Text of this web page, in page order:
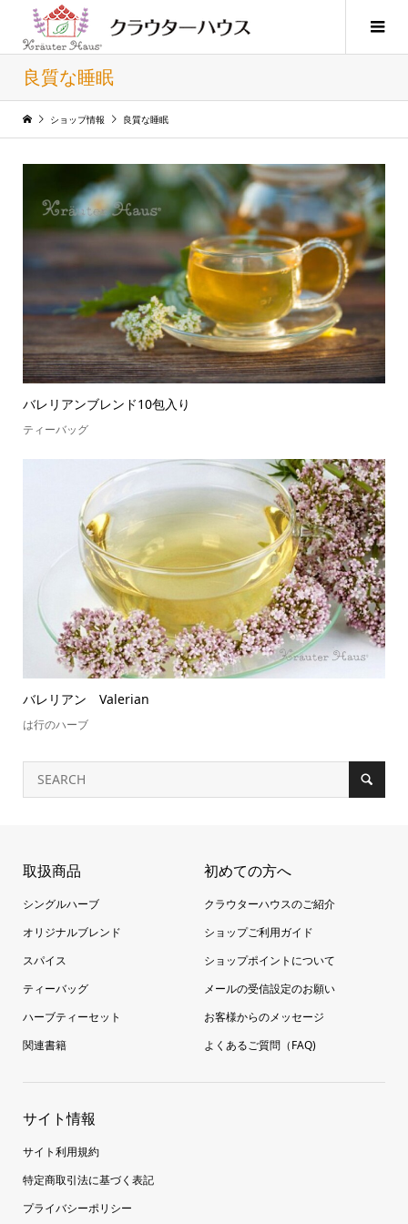
良質な睡眠
ショップ情報 良質な睡眠
バレリアンブレンド10包入り
ティーバッグ
バレリアン Valerian
は行のハーブ
取扱商品
シングルハーブ
オリジナルブレンド
スパイス
ティーバッグ
ハーブティーセット
関連書籍
初めての方へ
クラウターハウスのご紹介
ショップご利用ガイド
ショップポイントについて
メールの受信設定のお願い
お客様からのメッセージ
よくあるご質問（FAQ)
サイト情報
サイト利用規約
特定商取引法に基づく表記
プライバシーポリシー